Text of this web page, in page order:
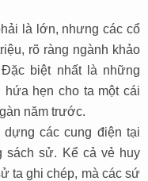
là lớn, nhưng các cổ
rõ ràng ngành khảo
biệt nhất là những
hứa hẹn cho ta một cái
năm trước.
các cung điện tại
sách sử. Kể cả vẻ huy
ta ghi chép, mà các sứ